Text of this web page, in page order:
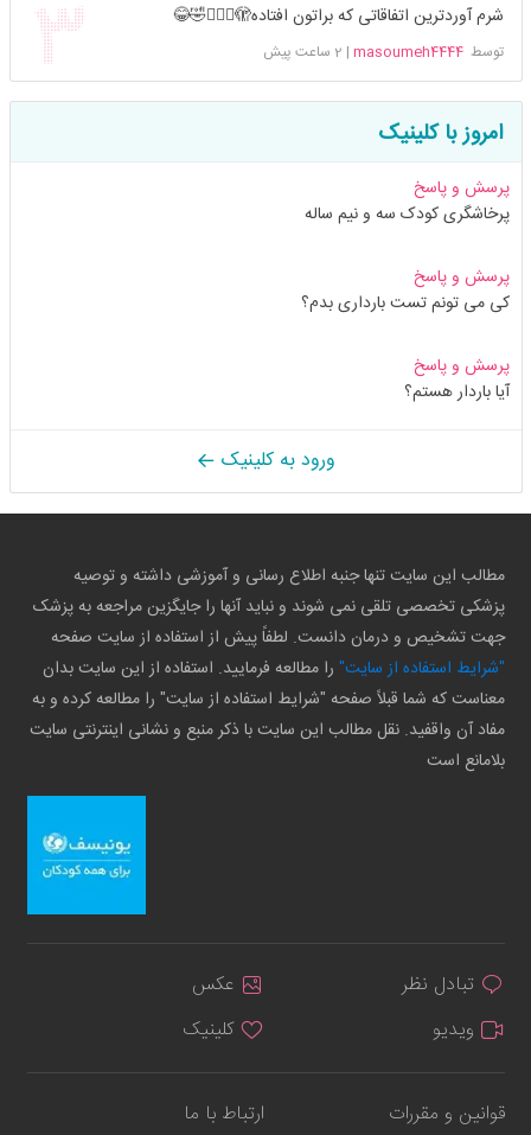
شرم آوردترین اتفاقاتی که براتون افتاده🫣🤦🏻‍♀️🤣😂
توسطmasoumeh4444
| 2 ساعت پیش
امروز با کلینیک
پرسش و پاسخ
پرخاشگری کودک سه و نیم ساله
پرسش و پاسخ
کی می تونم تست بارداری بدم؟
پرسش و پاسخ
آیا باردار هستم؟
ورود به کلینیک
مطالب این سایت تنها جنبه اطلاع رسانی و آموزشی داشته و توصیه
پزشکی تخصصی تلقی نمی شوند و نباید آنها را جایگزین مراجعه به پزشک
جهت تشخیص و درمان دانست. لطفاً پیش از استفاده از سایت صفحه
"شرایط استفاده از سایت" را مطالعه فرمایید. استفاده از این سایت بدان
معناست که شما قبلاً صفحه "شرایط استفاده از سایت" را مطالعه کرده و به
مفاد آن واقفید. نقل مطالب این سایت با ذکر منبع و نشانی اینترنتی سایت
بلامانع است
تبادل نظر
عکس
ویدیو
کلینیک
قوانین و مقررات ارتباط با ما